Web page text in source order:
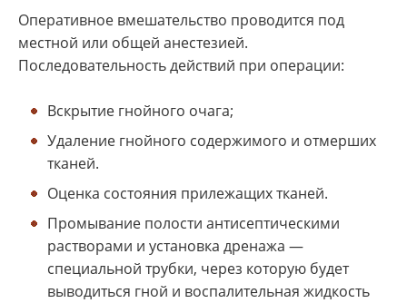
Оперативное вмешательство проводится под
местной или общей анестезией.
Последовательность действий при операции:
Вскрытие гнойного очага;
Удаление гнойного содержимого и отмерших
тканей.
Оценка состояния прилежащих тканей.
Промывание полости антисептическими
растворами и установка дренажа —
специальной трубки, через которую будет
выводиться гной и воспалительная жидкость